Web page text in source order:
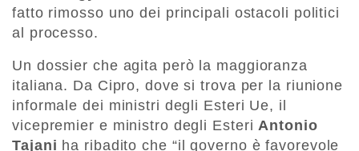
fatto rimosso uno dei principali ostacoli politici
al processo.
Un dossier che agita però la maggioranza
italiana. Da Cipro, dove si trova per la riunione
informale dei ministri degli Esteri Ue, il
vicepremier e ministro degli EsteriAntonio
Tajani ha ribadito che “il governo è favorevole